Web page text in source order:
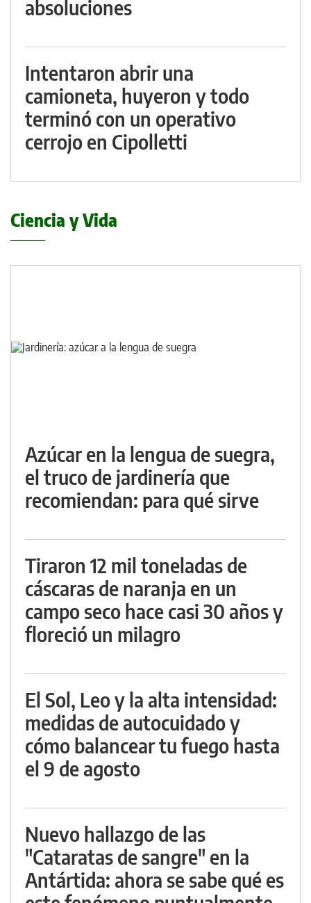
absoluciones
Intentaron abrir una
camioneta, huyeron y todo
terminó con un operativo
cerrojo en Cipolletti
Ciencia y Vida
Azúcar en la lengua de suegra,
el truco de jardinería que
recomiendan: para qué sirve
Tiraron 12 mil toneladas de
cáscaras de naranja en un
campo seco hace casi 30 años y
floreció un milagro
El Sol, Leo y la alta intensidad:
medidas de autocuidado y
cómo balancear tu fuego hasta
el 9 de agosto
Nuevo hallazgo de las
"Cataratas de sangre" en la
Antártida: ahora se sabe qué es